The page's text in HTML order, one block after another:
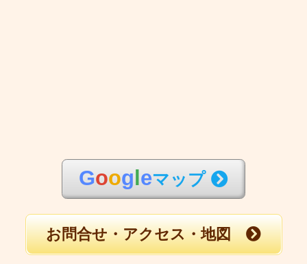
Goog eマップ
お問合せ・アクセス・地図